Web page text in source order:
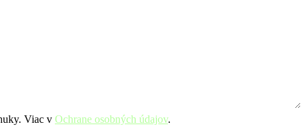
Viac v Ochrane osobných údajov.